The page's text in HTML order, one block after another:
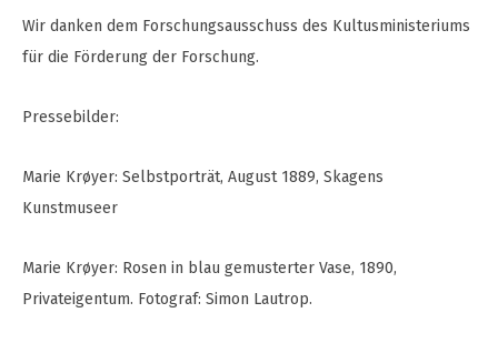
Wir danken dem Forschungsausschuss des Kultusministeriums
für die Förderung der Forschung.
Pressebilder:
Marie Krøyer: Selbstporträt, August 1889, Skagens
Kunstmuseer
Marie Krøyer: Rosen in blau gemusterter Vase, 1890,
Privateigentum. Fotograf: Simon Lautrop.